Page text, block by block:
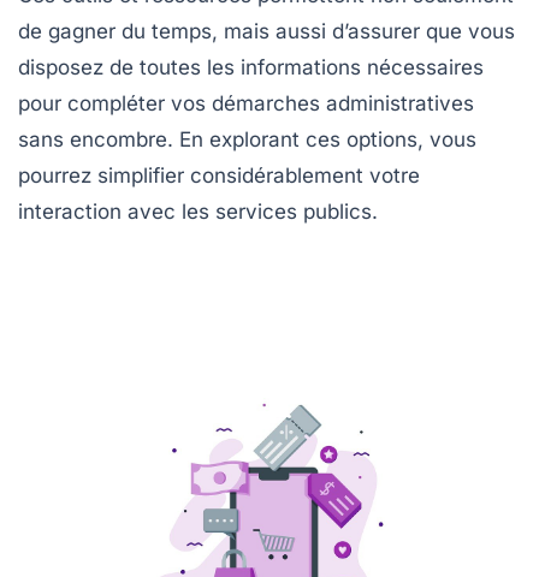
de gagner du temps, mais aussi d’assurer que vous
disposez de toutes les informations nécessaires
pour compléter vos démarches administratives
sans encombre. En explorant ces options, vous
pourrez simplifier considérablement votre
interaction avec les services publics.